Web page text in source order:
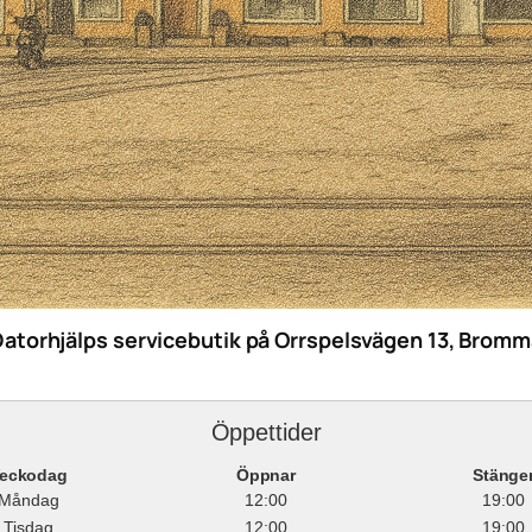
servicebutik på Orrspelsvägen 13,
Öppettider
Öppnar
12:00
19:00
Tisdag
12:00 19:00